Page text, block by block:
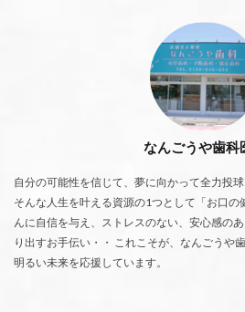
なんごうや歯科
自分の可能性を信じて、夢に向かって全力投
そんな人生を叶える資源の1つとして「お口の
んに自信を与え、ストレスのない、安心感の
り出すお手伝い・・ これこそが、なんごうや
明るい未来を応援しています。